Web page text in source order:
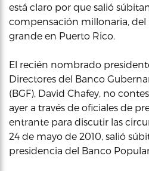
está claro por que salió
compensación millonaria,
grande en Puerto Rico.
El recién nombrado
Directores del Banco
(BGF), David Chafey, no
ayer a través de oficiales de
entrante para discutir las
24 de mayo de 2010, salió
presidencia del Banco